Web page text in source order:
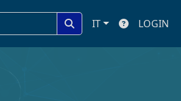
IT LOGIN